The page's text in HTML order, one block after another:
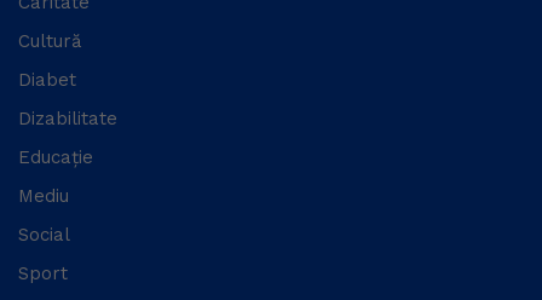
Cultură
Diabet
Dizabilitate
Educație
Mediu
Social
Sport